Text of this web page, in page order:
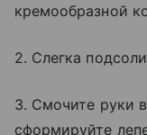
кремообразной
2. Слегка
3. Смочите руки
сформируйте